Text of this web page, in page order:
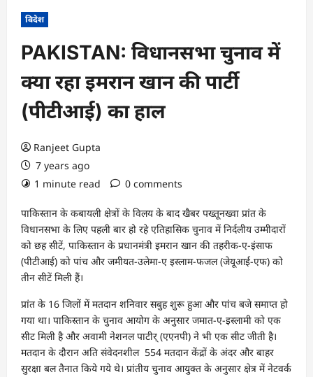
विदेश
PAKISTAN: विधानसभा चुनाव में
क्या रहा इमरान खान की पार्टी
(पीटीआई) का हाल
Ranjeet Gupta
7 years ago
1 minute read
0 comments
पाकिस्तान के कबायली क्षेत्रों के विलय के बाद खैबर पख्तूनख्वा प्रांत के
विधानसभा के लिए पहली बार हो रहे एतिहासिक चुनाव में निर्दलीय उम्मीदारों
को छह सीटें, पाकिस्तान के प्रधानमंत्री इमरान खान की तहरीक-ए-इंसाफ
(पीटीआई) को पांच और जमीयत-उलेमा-ए इस्लाम-फजल (जेयूआई-एफ) को
तीन सीटें मिली हैं।
प्रांत के 16 जिलों में मतदान शनिवार सबुह शुरू हुआ और पांच बजे समाप्त हो
गया था। पाकिस्तान के चुनाव आयोग के अनुसार जमात-ए-इस्लामी को एक
सीट मिली है और अवामी नेशनल पाटीर् (एएनपी) ने भी एक सीट जीती है।
मतदान के दौरान अति संवेदनशील 554 मतदान केंद्रों के अंदर और बाहर
सुरक्षा बल तैनात किये गये थे। प्रांतीय चुनाव आयुक्त के अनुसार क्षेत्र में नेटवर्क